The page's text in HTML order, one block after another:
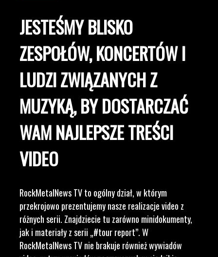
JESTEŚMY BLISKO
ZESPOŁÓW, KONCERTÓW I
LUDZI ZWIĄZANYCH Z
MUZYKĄ, BY DOSTARCZAĆ
WAM NAJLEPSZE TREŚCI
VIDEO
RockMetalNews TV to ogólny dział, w którym
przekrojowo prezentujemy nasze realizacje video z
różnych serii. Znajdziecie tu zarówno minidokumenty,
jak i materiały z serii „#tour report”. W
RockMetalNews TV nie brakuje również wywiadów